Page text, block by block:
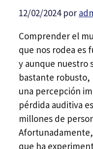
12/02/2024 por
Comprender el
que nos rodea es
y aunque nuestro
bastante
una percepción
pérdida auditiva
millones de
que ha